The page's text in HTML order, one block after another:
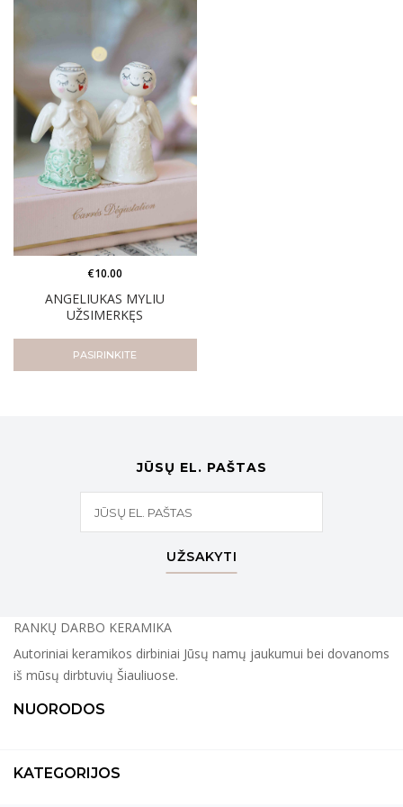
ANGELIUKAS MYLIU
UŽSIMERKĘS
€10.00
PASIRINKITE
JŪSŲ EL. PAŠTAS
UŽSAKYTI
RANKŲ DARBO KERAMIKA
Autoriniai keramikos dirbiniai Jūsų namų jaukumui bei dovanoms
iš mūsų dirbtuvių Šiauliuose.
NUORODOS
KATEGORIJOS